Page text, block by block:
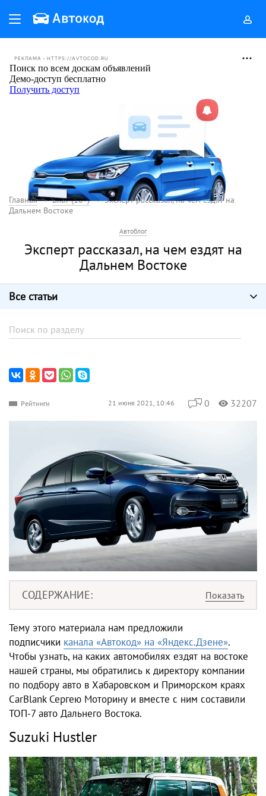
РЕКЛАМА • HTTPS://AVTOCOD.RU
Главная Блог (18+)
Эксперт рассказал, на чем ездят на
Дальнем Востоке
Автоблог
Эксперт рассказал, на чем ездят на
Дальнем Востоке
Все статьи
Рейтинги 21 июня 2021, 10:46 0 32207
СОДЕРЖАНИЕ
Тему этого материала нам предложили
подписчики канала «Автокод» на «Яндекс.Дзене».
Чтобы узнать, на каких автомобилях ездят на востоке
нашей страны, мы обратились к директору компании
по подбору авто в Хабаровском и Приморском краях
CarBlank Сергею Моторину и вместе с ним составили
ТОП-7 авто Дальнего Востока.
Suzuki Hustler